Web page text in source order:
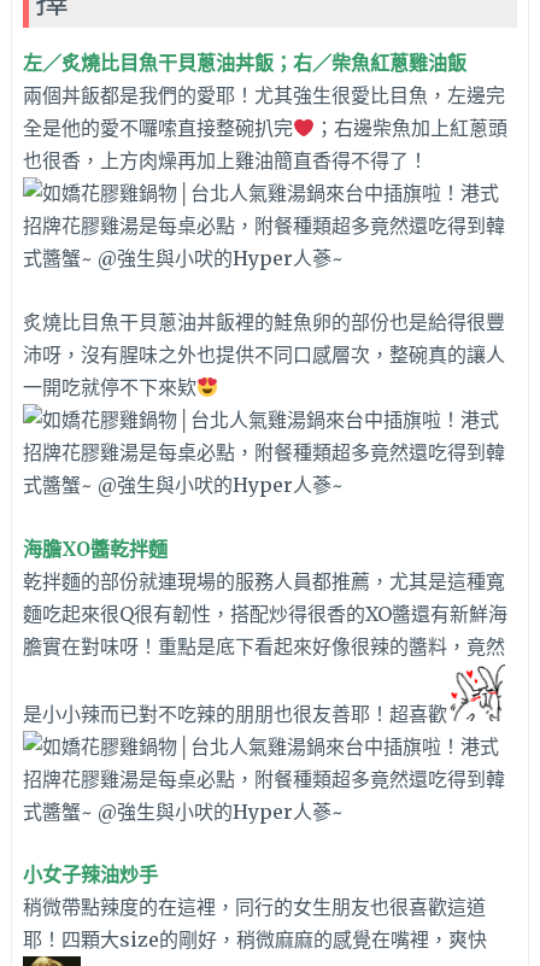
左／炙燒比目魚干貝蔥油丼飯；右／柴魚紅蔥雞油飯
兩個丼飯都是我們的愛耶！尤其強生很愛比目魚，左邊完
全是他的愛不囉嗦直接整碗扒完
；右邊柴魚加上紅蔥頭
也很香，上方肉燥再加上雞油簡直香得不得了！
炙燒比目魚干貝蔥油丼飯裡的鮭魚卵的部份也是給得很豐
沛呀，沒有腥味之外也提供不同口感層次，整碗真的讓人
一開吃就停不下來欵
海膽XO醬乾拌麵
乾拌麵的部份就連現場的服務人員都推薦，尤其是這種寬
麵吃起來很Q很有韌性，搭配炒得很香的XO醬還有新鮮海
膽實在對味呀！重點是底下看起來好像很辣的醬料，竟然
是小小辣而已對不吃辣的朋朋也很友善耶！超喜歡
小女子辣油炒手
稍微帶點辣度的在這裡，同行的女生朋友也很喜歡這道
耶！四顆大size的剛好，稍微麻麻的感覺在嘴裡，爽快